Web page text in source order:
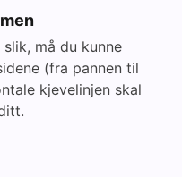
må du kunne
(fra pannen til
kjevelinjen skal